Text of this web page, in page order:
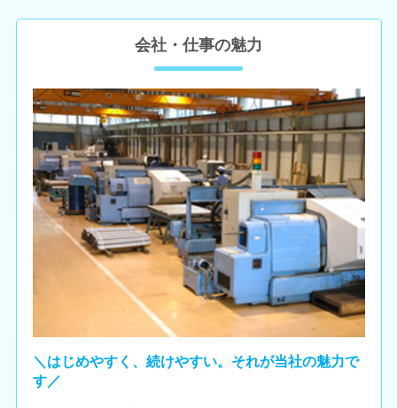
会社・仕事の魅力
＼はじめやすく、続けやすい。それが当社の魅力で
す／